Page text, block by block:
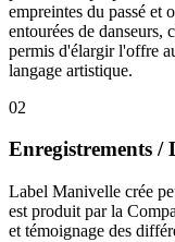
empreintes du passé et
entourées de danseurs,
permis d'élargir l'offre
langage artistique.
02
Enregistrements /
Label Manivelle crée
est produit par la
et témoignage des